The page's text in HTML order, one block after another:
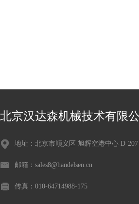
北京汉达森机械技术有限
地址：北京市顺义区 旭辉空港中心 D-207
邮箱：sales8@handelsen.cn
传真：010-64714988-175